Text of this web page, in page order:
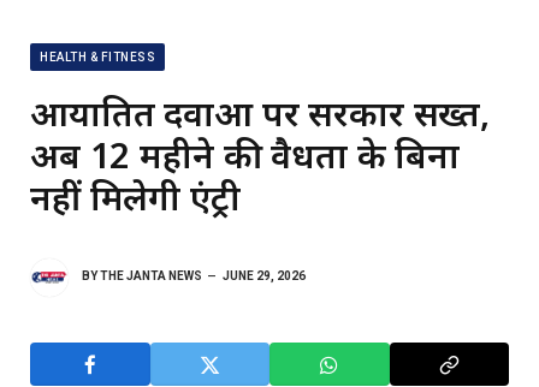
HEALTH & FITNESS
आयातित दवाओं पर सरकार सख्त,
अब 12 महीने की वैधता के बिना
नहीं मिलेगी एंट्री
BYTHE JANTA NEWS JUNE 29, 2026